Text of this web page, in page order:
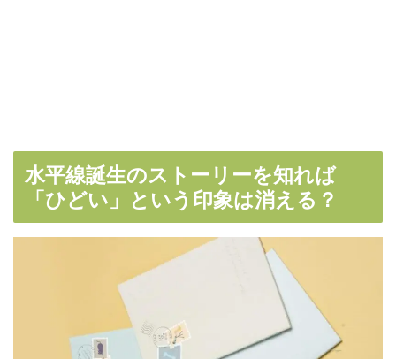
水平線誕生のストーリーを知れば
「ひどい」という印象は消える？